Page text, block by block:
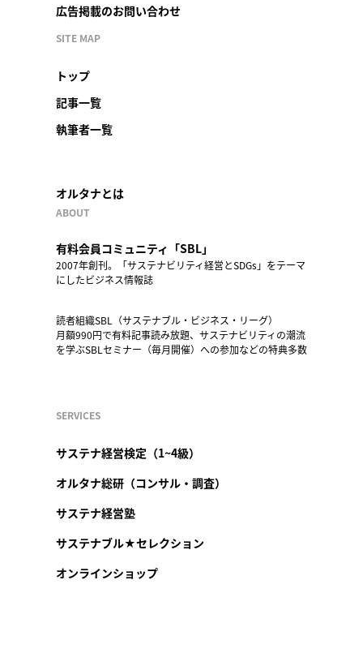
広告掲載のお問い合わせ
SITE MAP
トップ
記事一覧
執筆者一覧
オルタナとは
ABOUT
有料会員コミュニティ「SBL」
2007年創刊。「サステナビリティ経営とSDGs」をテーマ
にしたビジネス情報誌
読者組織SBL（サステナブル・ビジネス・リーグ）
月額990円で有料記事読み放題、サステナビリティの潮流
を学ぶSBLセミナー（毎月開催）への参加などの特典多数
SERVICES
サステナ経営検定（1~4級）
オルタナ総研（コンサル・調査）
サステナ経営塾
サステナブル★セレクション
オンラインショップ